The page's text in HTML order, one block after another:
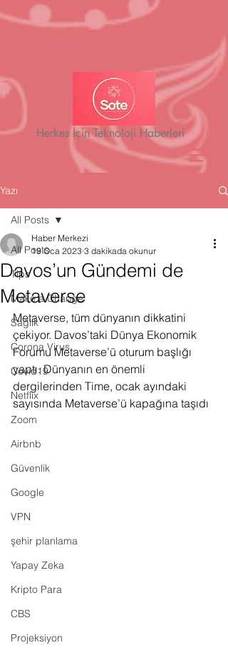
Herkes İçin Teknoloji Haberleri
Yazı
All Posts
Tips
Make a Change
Sağlık
Corona Virus
Covid19
Netflix
Zoom
Airbnb
Güvenlik
Google
VPN
şehir planlama
Yapay Zeka
Kripto Para
CBS
Projeksiyon
All Posts
Davos’un Gündemi de
Metaverse
Haber Merkezi
19 Oca 2023 3 dakikada okunur
Metaverse, tüm dünyanın dikkatini
çekiyor. Davos’taki Dünya Ekonomik
Forumu Metaverse’ü oturum başlığı
yaptı. Dünyanın en önemli
dergilerinden Time, ocak ayındaki
sayısında Metaverse’ü kapağına taşıdı